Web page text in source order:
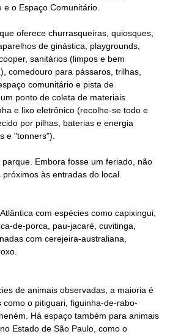
o Espaço Comunitário.
oferece churrasqueiras, quiosques,
de ginástica, playgrounds,
sanitários (limpos e bem
comedouro para pássaros, trilhas,
comunitário e pista de
ponto de coleta de materiais
e lixo eletrônico (recolhe-se todo e
por pilhas, baterias e energia
e "tonners").
parque. Embora fosse um feriado, não
às entradas do local.
com espécies como capixingui,
de-porca, pau-jacaré, cuvitinga,
com cerejeira-australiana,
de animais observadas, a maioria é
como o pitiguari, figuinha-de-rabo-
Há espaço também para animais
Estado de São Paulo, como o